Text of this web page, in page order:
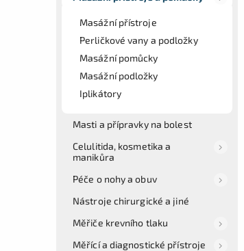
Masážní přístroje
Perličkové vany a podložky
Masážní pomůcky
Masážní podložky
Iplikátory
Masti a přípravky na bolest
Celulitida, kosmetika a
manikůra
Péče o nohy a obuv
Nástroje chirurgické a jiné
Měřiče krevního tlaku
Měřící a diagnostické přístroje